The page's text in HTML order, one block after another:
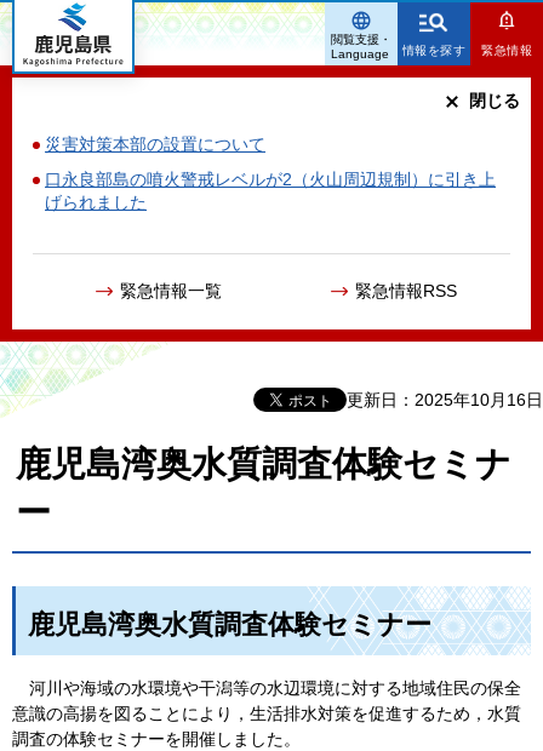
鹿児島県
情報を探す 緊急情報
災害対策本部の設置について
口永良部島の噴火警戒レベルが2（火山周辺規制）に引き上
げられました
緊急情報一覧 緊急情報RSS
閉じる
閲覧支援・
Language
更新日：2025年10月16日
鹿児島湾奥水質調査体験セミナ
ー
鹿児島湾奥水質調査体験セミナー
河川や海域の水環境や干潟等の水辺環境に対する地域住民の保全
意識の高揚を図ることにより，生活排水対策を促進するため，水質
調査の体験セミナーを開催しました。